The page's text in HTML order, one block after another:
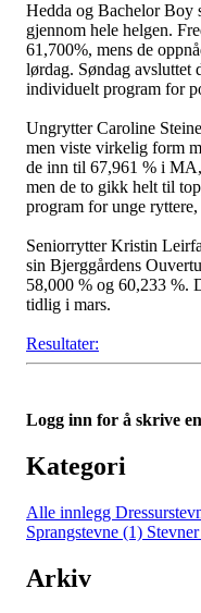
Hedda og Bachelor Boy
gjennom hele helgen.
61,700%, mens de
lørdag. Søndag avsluttet
individuelt program for
Ungrytter Caroline
men viste virkelig form
de inn til 67,961 % i
men de to gikk helt til
program for unge
Seniorrytter Kristin
sin Bjerggårdens
58,000 % og 60,233 %.
tidlig i mars.
Resultater:
Logg inn for å skrive
Kategori
Alle innlegg
Sprangstevne (1)
Arkiv